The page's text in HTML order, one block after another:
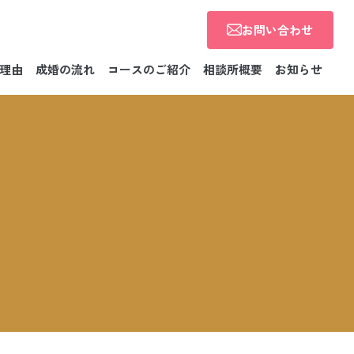
お問い合わせ
由 成婚の流れ コースのご紹介 相談所概要 お知らせ